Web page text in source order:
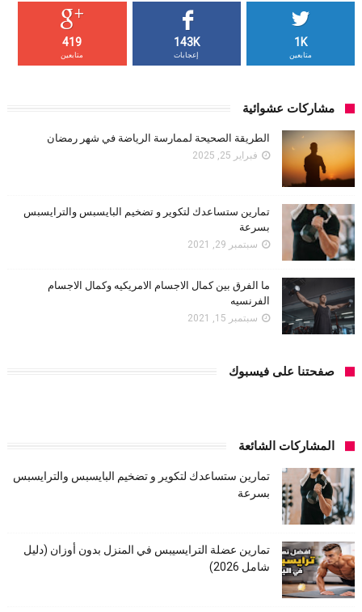
1K
متابعين
143K
إعجابات
419
متابعين
مشاركات عشوائية
الطريقة الصحيحة لممارسة الرياضة في شهر رمضان
فبراير 25, 2025
تمارين ستساعدك لتكوير و تضخيم البايسبس والترايسبس
بسرعة
سبتمبر 29, 2021
ما الفرق بين كمال الاجسام الامريكيه وكمال الاجسام
الفرنسيه
سبتمبر 15, 2021
صفحتنا على فيسبوك
المشاركات الشائعة
تمارين ستساعدك لتكوير و تضخيم البايسبس والترايسبس
بسرعة
تمارين عضلة الترايسيبس في المنزل بدون أوزان (دليل
شامل 2026)